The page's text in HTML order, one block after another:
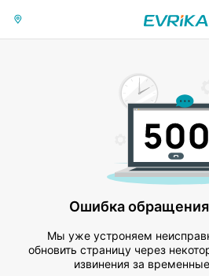
Ошибка обращения
Мы уже устроняем
обновить страницу через
извинения за